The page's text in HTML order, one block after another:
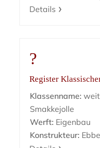
Details
?
Register
Klassenname:
Smakkejolle
Werft: Eigenbau
Konstrukteur: